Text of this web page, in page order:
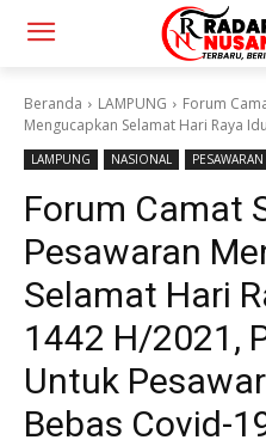
Beranda LAMPUNG
Forum
Mengucapkan Selamat Hari Raya
LAMPUNG NASIONAL PESAWARAN
Forum Camat
Pesawaran
Selamat Hari
1442 H/2021,
Untuk
Bebas Covid-